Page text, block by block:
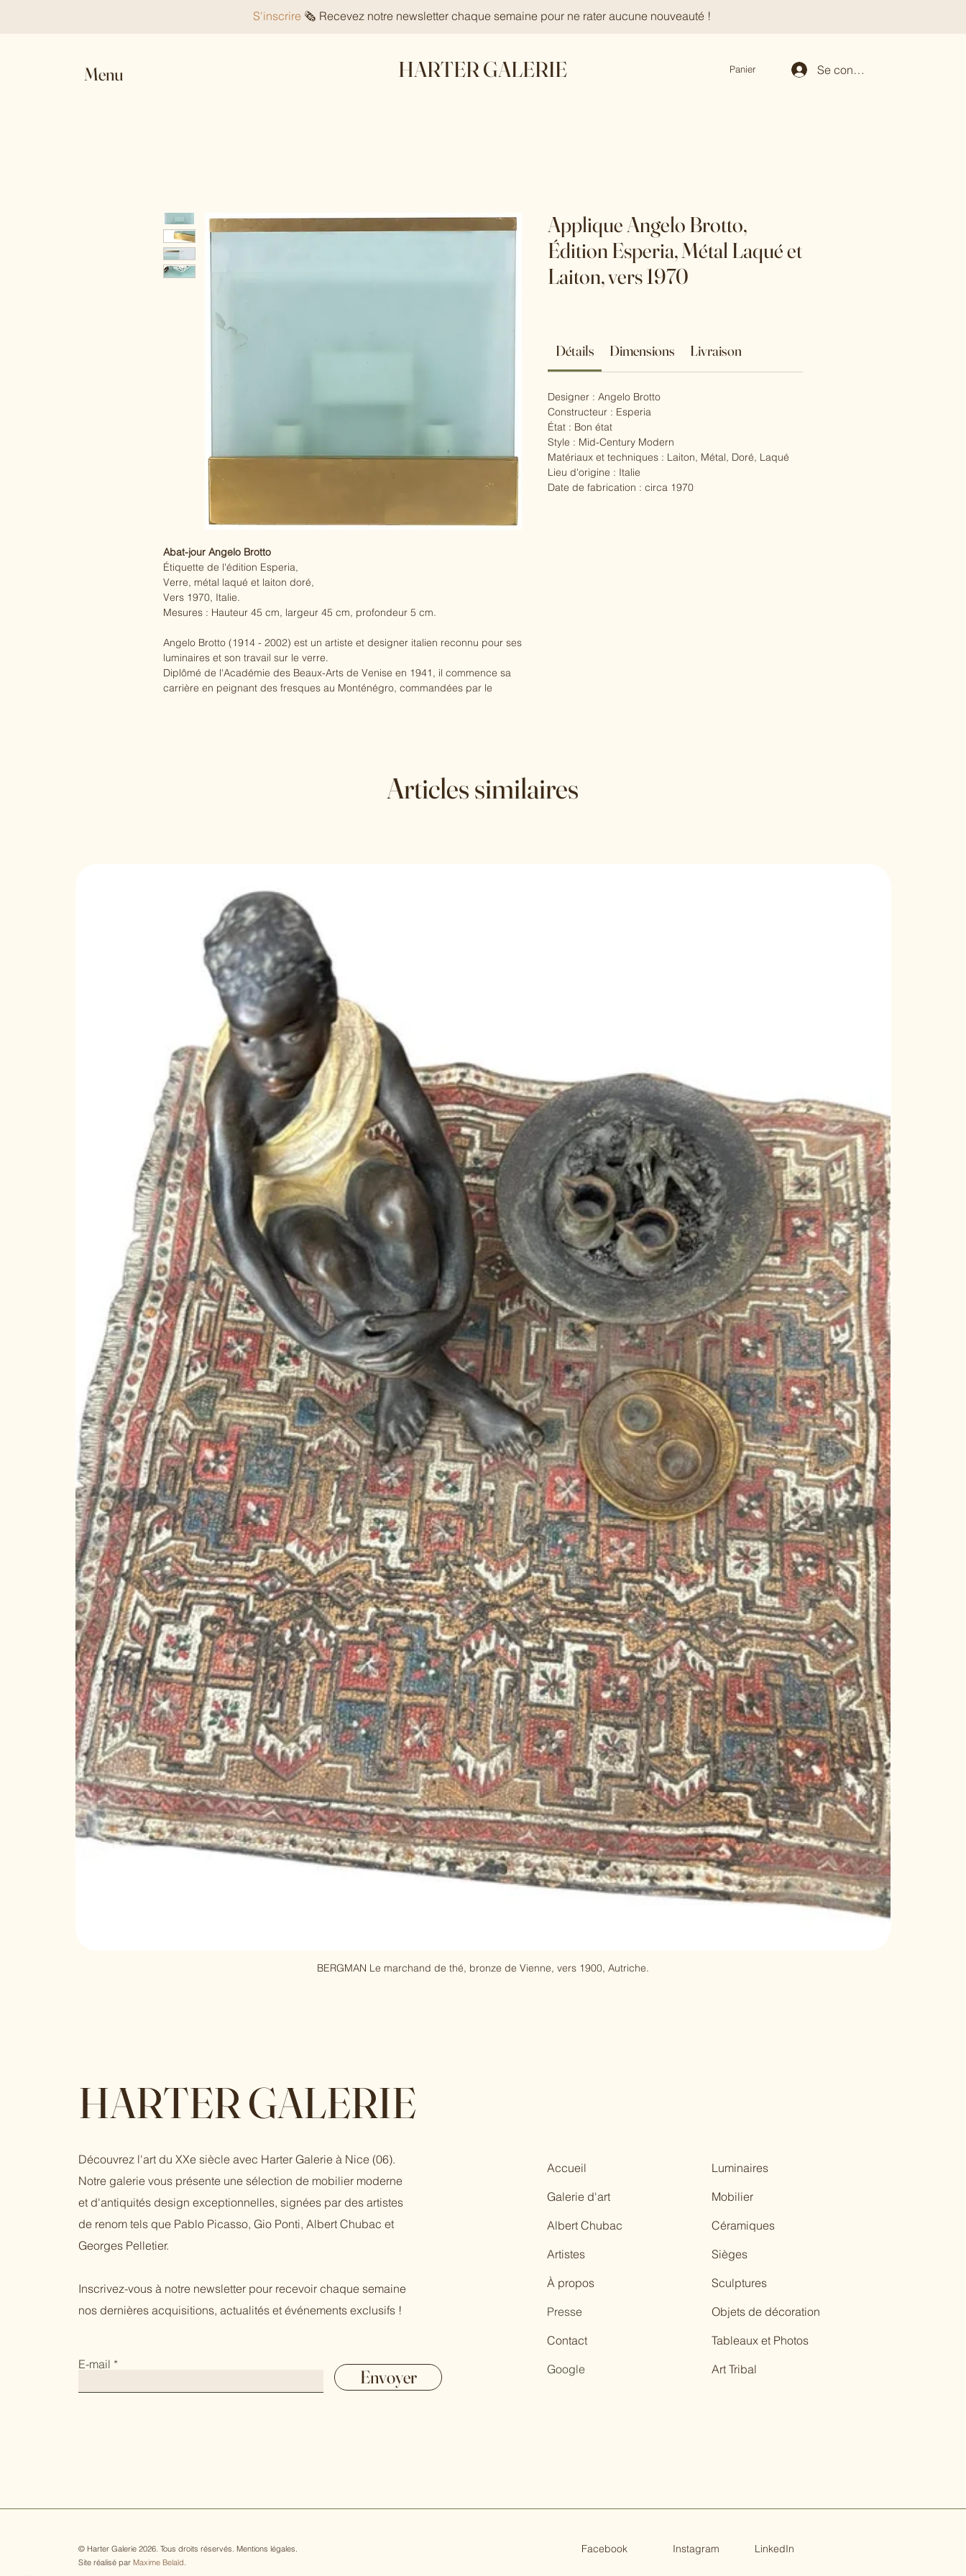
S'inscrire 🗞️ Recevez notre newsletter chaque semaine pour ne rater aucune nouveauté !
Menu HARTER GALERIE Panier Se connecter
Abat-jour Angelo Brotto
Étiquette de l'édition Esperia,
Verre, métal laqué et laiton doré,
Vers 1970, Italie.
Mesures : Hauteur 45 cm, largeur 45 cm, profondeur 5 cm.
Angelo Brotto (1914 - 2002) est un artiste et designer italien reconnu pour ses
luminaires et son travail sur le verre.
Diplômé de l'Académie des Beaux-Arts de Venise en 1941, il commence sa
carrière en peignant des fresques au Monténégro, commandées par le
rencontré un grand succès, rompant avec les méthodes traditionnelles de
Applique Angelo Brotto,
Édition Esperia, Métal Laqué et
Laiton, vers 1970
Détails Dimensions Livraison
Designer : Angelo Brotto
Constructeur : Esperia
État : Bon état
Style : Mid-Century Modern
Matériaux et techniques : Laiton, Métal, Doré, Laqué
Lieu d'origine : Italie
Date de fabrication : circa 1970
Articles similaires
BERGMAN Le marchand de thé, bronze de Vienne, vers 1900, Autriche.
HARTER GALERIE
Découvrez l'art du XXe siècle avec Harter Galerie à Nice (06).
Notre galerie vous présente une sélection de mobilier moderne
et d'antiquités design exceptionnelles, signées par des artistes
de renom tels que Pablo Picasso, Gio Ponti, Albert Chubac et
Georges Pelletier.
Inscrivez-vous à notre newsletter pour recevoir chaque semaine
nos dernières acquisitions, actualités et événements exclusifs !
E-mail
Envoyer
Accueil
Galerie d'art
Albert Chubac
Artistes
À propos
Presse
Contact
Google
Luminaires
Mobilier
Céramiques
Sièges
Sculptures
Objets de décoration
Tableaux et Photos
Art Tribal
© Harter Galerie 2026. Tous droits réservés. Mentions légales.
Site réalisé par Maxime Belaïd.
Facebook Instagram LinkedIn